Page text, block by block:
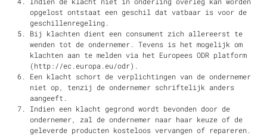
opgelost ontstaat een geschil dat vatbaar is voor de
geschillenregeling.
Bij klachten dient een consument zich allereerst te
wenden tot de ondernemer. Tevens is het mogelijk om
klachten aan te melden via het Europees ODR platform
(http://ec.europa.eu/odr).
Een klacht schort de verplichtingen van de ondernemer
niet op, tenzij de ondernemer schriftelijk anders
aangeeft.
Indien een klacht gegrond wordt bevonden door de
ondernemer, zal de ondernemer naar haar keuze of de
geleverde producten kosteloos vervangen of repareren.